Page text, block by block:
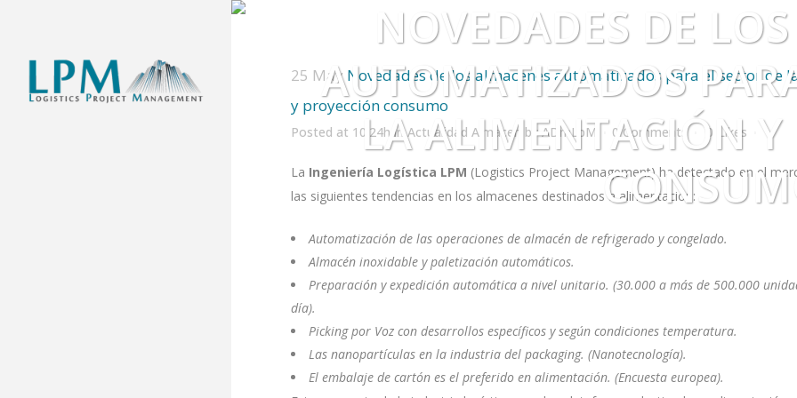
NOVEDADES DE
AUTOMATIZADOS
LA ALIMENTACIÓN Y
25 MayNovedades de los almacenes automatizados para el sector de
y proyección consumo
Posted at 10:24h inActualidad Almacen byADmLpM 0 Comments 0 Likes
La Ingeniería Logística LPM (Logistics Project Management) ha detectado en el
las siguientes tendencias en los almacenes destinados a alimentación:
Automatización de las operaciones de almacén de refrigerado y congelado.
Almacén inoxidable y paletización automáticos.
Preparación y expedición automática a nivel unitario. (30.000 a más de 500.000
día).
Picking por Voz con desarrollos específicos y según condiciones temperatura.
Las nanopartículas en la industria del packaging. (Nanotecnología).
El embalaje de cartón es el preferido en alimentación. (Encuesta europea).